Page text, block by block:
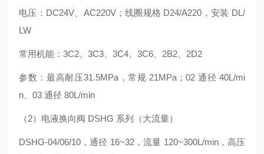
电压：DC24V、AC220V；线圈规格 D24/A220，安装 DL/
LW
常用机能：3C2、3C3、3C4、3C6、2B2、2D2
参数：最高耐压31.5MPa，常规 21MPa；02 通径 40L/mi
n、03 通径 80L/min
（2）电液换向阀 DSHG 系列（大流量）
DSHG‑04/06/10，通径 16~32，流量 120~300L/min，高压